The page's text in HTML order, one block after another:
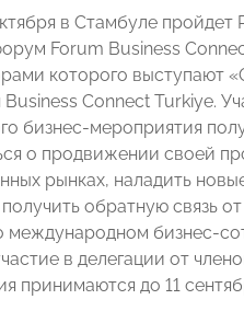
в Стамбуле пройдет
Forum Business
которого
Connect Turkiye.
бизнес-мероприятия
о продвижении своей
рынках, наладить
обратную связь
международном бизнес-
в делегации от
принимаются до 11